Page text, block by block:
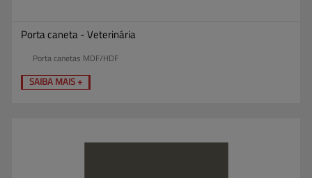
Porta caneta - Veterinária
Porta canetas MDF/HDF
SAIBA MAIS +